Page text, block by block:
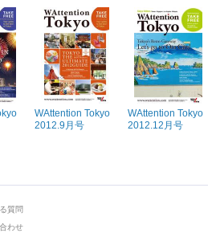
WAttention Tokyo
2012.9月号
WAttention Tokyo
2012.12月号
質問
わせ